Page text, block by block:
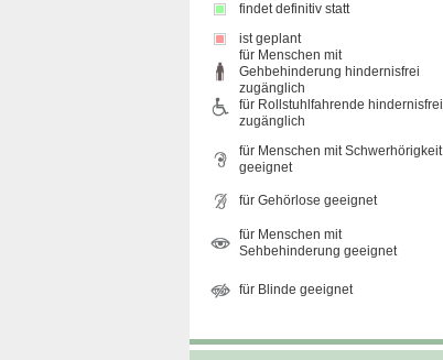
findet definitiv statt
ist geplant
für Menschen mit
Gehbehinderung hindernisfrei
zugänglich
für Rollstuhlfahrende hindernisfrei
zugänglich
für Menschen mit Schwerhörigkeit
geeignet
für Gehörlose geeignet
für Menschen mit
Sehbehinderung geeignet
für Blinde geeignet